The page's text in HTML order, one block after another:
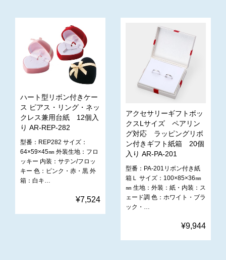
ハート型リボン付きケー
ス ピアス・リング・ネッ
クレス兼用台紙 12個入
り AR-REP-282
型番：REP282 サイズ：
64×59×45㎜ 外装生地：フロ
ッキー 内装：サテン/フロッ
キー 色：ピンク・赤・黒 外
箱：白キ…
¥7,524
アクセサリーギフトボッ
クスLサイズ ペアリン
グ対応 ラッピングリボ
ン付きギフト紙箱 20個
入り AR-PA-201
型番：PA-201リボン付き紙
箱Ｌ サイズ：100×85×36㎜
㎜ 生地：外装：紙・内装：ス
ェード調 色：ホワイト・ブラ
ック・…
¥9,944